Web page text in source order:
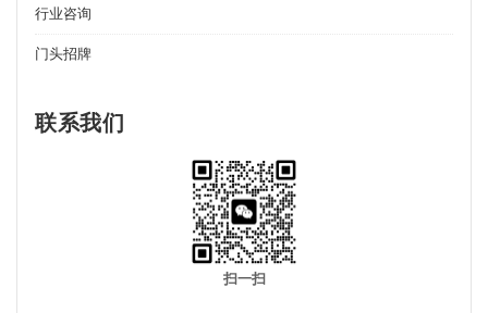
行业咨询
门头招牌
联系我们
扫一扫